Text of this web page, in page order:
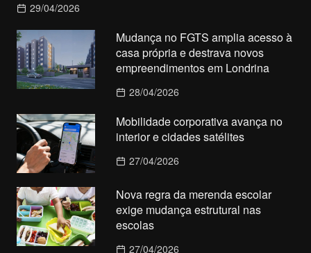
29/04/2026
Mudança no FGTS amplia acesso à
casa própria e destrava novos
empreendimentos em Londrina
28/04/2026
Mobilidade corporativa avança no
interior e cidades satélites
27/04/2026
Nova regra da merenda escolar
exige mudança estrutural nas
escolas
27/04/2026